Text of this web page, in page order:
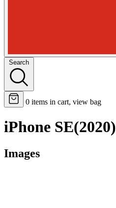
Search
0 items in cart, view bag
iPhone SE(2020)
Images